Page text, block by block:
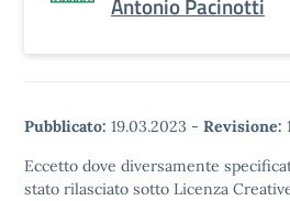
Pubblicato: 19.03.2023 - Revisione:
Eccetto dove diversamente
stato rilasciato sotto Licenza